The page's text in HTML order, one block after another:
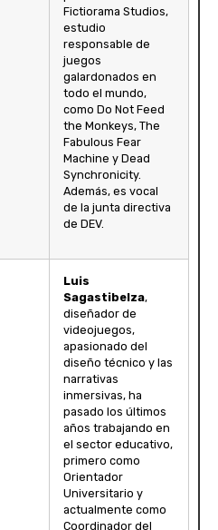
Fictiorama Studios,
estudio
responsable de
juegos
galardonados en
todo el mundo,
como Do Not Feed
the Monkeys, The
Fabulous Fear
Machine y Dead
Synchronicity.
Además, es vocal
de la junta directiva
de DEV.
Luis
Sagastibelza,
diseñador de
videojuegos,
apasionado del
diseño técnico y las
narrativas
inmersivas, ha
pasado los últimos
años trabajando en
el sector educativo,
primero como
Orientador
Universitario y
actualmente como
Coordinador del